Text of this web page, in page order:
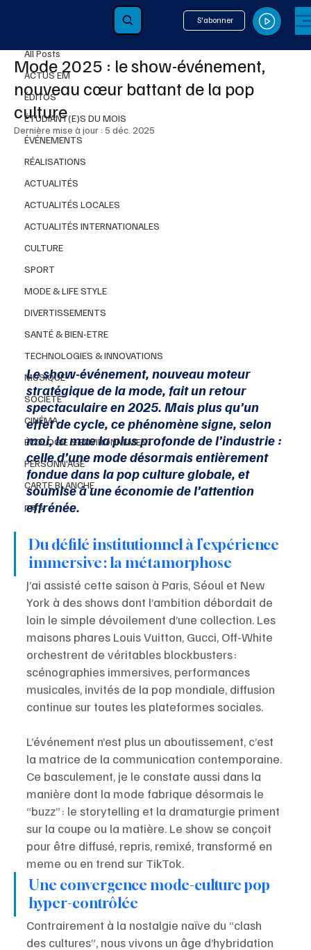
S'abonner
All Posts
ACTUS EM
ÉDITOS
ÉTUDIANT(E)S DU MOIS
ÉVÉNEMENTS
RÉALISATIONS
ACTUALITÉS
ACTUALITÉS LOCALES
ACTUALITÉS INTERNATIONALES
CULTURE
SPORT
MODE & LIFE STYLE
DIVERTISSEMENTS
SANTÉ & BIEN-ETRE
TECHNOLOGIES & INNOVATIONS
MUSIQUE
SOCIÉTÉ
CINÉMA
ÉCOLOGIE & ENVIRONNEMENT
PERSONN'AGE
CARTE BLANCHE
pers
Mode 2025 : le show-événement,
nouveau cœur battant de la pop
culture
Dernière mise à jour : 5 déc. 2025
Le show-événement, nouveau moteur
stratégique de la mode, fait un retour
spectaculaire en 2025. Mais plus qu’un
effet de cycle, ce phénomène signe, selon
moi, la mue la plus profonde de l’industrie :
celle d’une mode désormais entièrement
fondue dans la pop culture globale, et
soumise à une économie de l’attention
effrénée.
Du défilé institutionnel à l’expérience
immersive : la métamorphose
J’ai assisté cette saison à Paris, Séoul et New
York à des shows dont l’ambition débordait de
loin le simple dévoilement d’une collection. Les
maisons phares Louis Vuitton, Gucci, Off-White
orchestrent de véritables blockbusters :
scénographies immersives, performances
musicales, invités de la pop mondiale, diffusion
continue sur toutes les plateformes sociales.
L’événement n’est plus un aboutissement, c’est
la matrice de la communication contemporaine.
Ce basculement, je le constate aussi dans la
manière dont la mode fabrique désormais le
“buzz” : le storytelling et la dramaturgie priment
sur la coupe ou la matière. Le show se conçoit
pour être diffusé, repris, remixé, transformé en
meme ou en trend sur TikTok.
Une convergence mode-culture pop
hyper-contrôlée
Contrairement à la nostalgie naïve du “clash
des cultures”, nous vivons un âge d’hybridation